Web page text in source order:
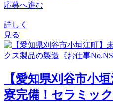
応募へ進む
詳しく
見る
【愛知県刈谷市小
寮完備！セラミッ